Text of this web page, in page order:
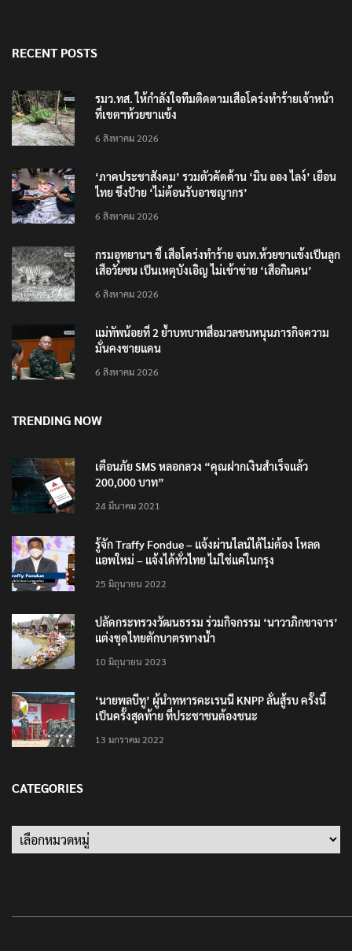
RECENT POSTS
รมว.ทส. ให้กำลังใจทีมติดตามเสือโคร่งทำร้ายเจ้าหน้า
ที่เขตฯห้วยขาแข้ง
6 สิงหาคม 2026
‘ภาคประชาสังคม’ รวมตัวคัดค้าน ‘มิน ออง ไลง์’ เยือน
ไทย ขึงป้าย ‘ไม่ต้อนรับอาชญากร’
6 สิงหาคม 2026
กรมอุทยานฯ ชี้ เสือโคร่งทำร้าย จนท.ห้วยขาแข้งเป็นลูก
เสือวัยซน เป็นเหตุบังเอิญ ไม่เข้าข่าย ‘เสือกินคน’
6 สิงหาคม 2026
แม่ทัพน้อยที่ 2 ย้ำบทบาทสื่อมวลชนหนุนภารกิจความ
มั่นคงชายแดน
6 สิงหาคม 2026
TRENDING NOW
เตือนภัย SMS หลอกลวง “คุณฝากเงินสำเร็จแล้ว
200,000 บาท”
24 มีนาคม 2021
รู้จัก Traffy Fondue – แจ้งผ่านไลน์ได้ไม่ต้อง โหลด
แอพใหม่ – แจ้งได้ทั่วไทย ไม่ใช่แค่ในกรุง
25 มิถุนายน 2022
ปลัดกระทรวงวัฒนธรรม ร่วมกิจกรรม ‘นาวาภิกขาจาร’
แต่งชุดไทยตักบาตรทางน้ำ
10 มิถุนายน 2023
‘นายพลบีทู’ ผู้นำทหารคะเรนนี KNPP ลั่นสู้รบ ครั้งนี้
เป็นครั้งสุดท้าย ที่ประชาชนต้องชนะ
13 มกราคม 2022
CATEGORIES
Categories